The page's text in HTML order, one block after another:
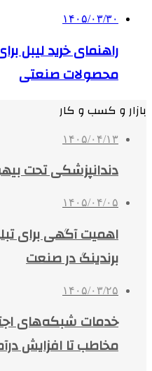
۱۴۰۵/۰۳/۳۰
راهنمای خرید لیبل
محصولات صنعتی
بازار و کسب و کار
۱۴۰۵/۰۴/۱۳
دندانپزشکی تحت
۱۴۰۵/۰۴/۰۵
اهمیت آگهی برای
برندینگ در صنعت
۱۴۰۵/۰۳/۲۵
مخاطب تا افزایش